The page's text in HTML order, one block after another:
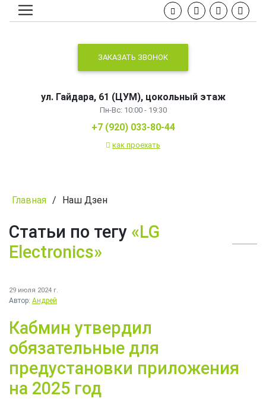
ЗАКАЗАТЬ ЗВОНОК
ул. Гайдара, 61 (ЦУМ), цокольный этаж
Пн-Вс: 10:00 - 19:30
+7 (920) 033-80-44
как проехать
Главная / Наш Дзен
Статьи по тегу «LG
Electronics»
29 июля 2024 г.
Автор: Андрей
Кабмин утвердил
обязательные для
предустановки приложения
на 2025 год